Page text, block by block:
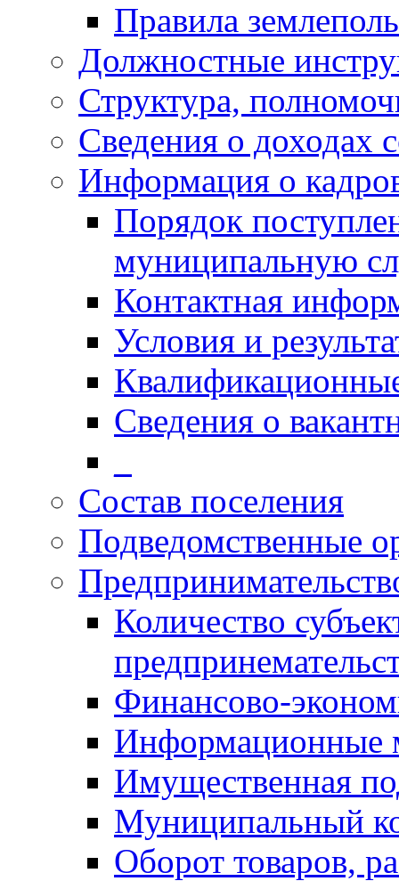
Правила
Должностные
Структура,
Сведения о доходах
Информация о
Порядок
муниципальную
Контактная
Условия и
Сведения о
Состав поселения
Подведомственные
Количество
Финансово-
Информационные
Имущественная
Муниципальный
Оборот товаров,